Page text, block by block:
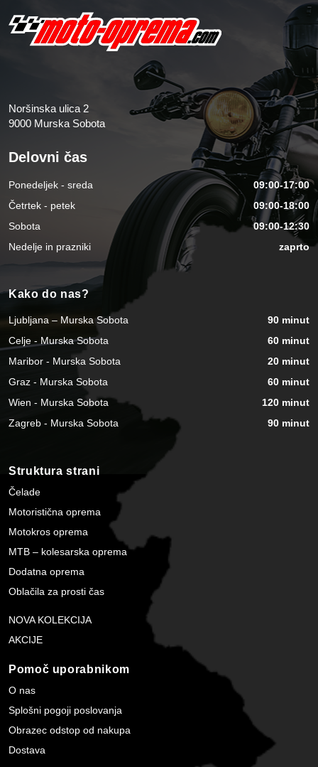
Noršinska ulica 2
9000 Murska Sobota
Delovni čas
Ponedeljek - sreda
09:00-17:00
Četrtek - petek
09:00-18:00
Sobota
09:00-12:30
Nedelje in prazniki
zaprto
Kako do nas?
Ljubljana – Murska Sobota
90 minut
Celje - Murska Sobota
60 minut
Maribor - Murska Sobota
20 minut
Graz - Murska Sobota
60 minut
Wien - Murska Sobota
120 minut
Zagreb - Murska Sobota
90 minut
Struktura strani
Čelade
Motoristična oprema
Motokros oprema
MTB – kolesarska oprema
Dodatna oprema
Oblačila za prosti čas
NOVA KOLEKCIJA
AKCIJE
Pomoč uporabnikom
O nas
Splošni pogoji poslovanja
Obrazec odstop od nakupa
Dostava